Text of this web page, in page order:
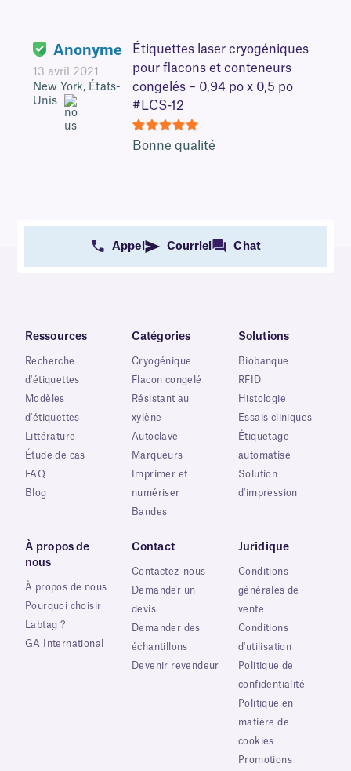
Anonyme
13 avril 2021
New York, États-
Unis
Étiquettes laser cryogéniques
pour flacons et conteneurs
congelés – 0,94 po x 0,5 po
#LCS-12
5Bonne qualité
Appel Courriel Chat
Ressources
Recherche
d'étiquettes
Modèles
d'étiquettes
Littérature
Étude de cas
FAQ
Blog
Catégories
Cryogénique
Flacon congelé
Résistant au
xylène
Autoclave
Marqueurs
Imprimer et
numériser
Bandes
Solutions
Biobanque
RFID
Histologie
Essais cliniques
Étiquetage
automatisé
Solution
d'impression
À propos de
nous
À propos de nous
Pourquoi choisir
Labtag ?
GA International
Contact
Contactez-nous
Demander un
devis
Demander des
échantillons
Devenir revendeur
Juridique
Conditions
générales de
vente
Conditions
d'utilisation
Politique de
confidentialité
Politique en
matière de
cookies
Promotions